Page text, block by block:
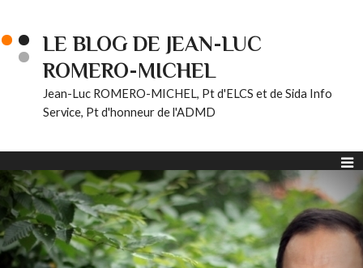
LE BLOG DE JEAN-LUC
ROMERO-MICHEL
Jean-Luc ROMERO-MICHEL, Pt d'ELCS et de Sida Info
Service, Pt d'honneur de l'ADMD